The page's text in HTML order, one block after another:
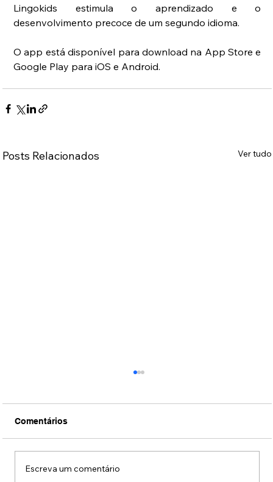
Lingokids estimula o aprendizado e o
desenvolvimento precoce de um segundo idioma.
O app está disponível para download na App Store e
Google Play para iOS e Android.
Posts Relacionados Ver tudo
Comentários
Escreva um comentário